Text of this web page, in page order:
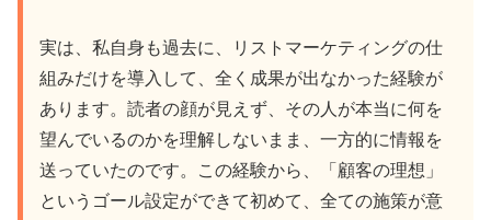
あなたの内なる創造力を覚醒させるクリエイ
ティブな瞑想セッション。理性を使って未来
を構想し、人生を能動的に設計する方法を学
ぼう。
実は、私自身も過去に、リストマーケティングの仕
組みだけを導入して、全く成果が出なかった経験が
あります。読者の顔が見えず、その人が本当に何を
望んでいるのかを理解しないまま、一方的に情報を
送っていたのです。この経験から、「顧客の理想」
というゴール設定ができて初めて、全ての施策が意